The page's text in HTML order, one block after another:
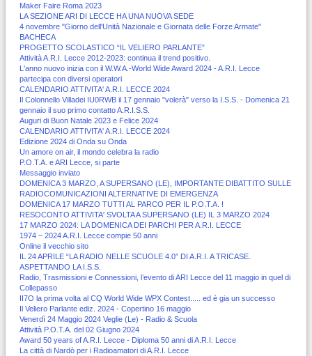
Maker Faire Roma 2023
LA SEZIONE ARI DI LECCE HA UNA NUOVA SEDE
4 novembre "Giorno dell'Unità Nazionale e Giornata delle Forze Armate"
BACHECA
PROGETTO SCOLASTICO “IL VELIERO PARLANTE”
Attività A.R.I. Lecce 2012-2023: continua il trend positivo.
L'anno nuovo inizia con il W.W.A.-World Wide Award 2024 - A.R.I. Lecce
partecipa con diversi operatori
CALENDARIO ATTIVITA' A.R.I. LECCE 2024
Il Colonnello Villadei IU0RWB il 17 gennaio "volerà" verso la I.S.S. - Domenica 21
gennaio il suo primo contatto A.R.I.S.S.
Auguri di Buon Natale 2023 e Felice 2024
CALENDARIO ATTIVITA' A.R.I. LECCE 2024
Edizione 2024 di Onda su Onda
Un amore on air, il mondo celebra la radio
P.O.T.A. e ARI Lecce, si parte
Messaggio inviato
DOMENICA 3 MARZO, A SUPERSANO (LE), IMPORTANTE DIBATTITO SULLE
RADIOCOMUNICAZIONI ALTERNATIVE DI EMERGENZA
DOMENICA 17 MARZO TUTTI AL PARCO PER IL P.O.T.A. !
RESOCONTO ATTIVITA' SVOLTA A SUPERSANO (LE) IL 3 MARZO 2024
17 MARZO 2024: LA DOMENICA DEI PARCHI PER A.R.I. LECCE
1974 ~ 2024 A.R.I. Lecce compie 50 anni
Online il vecchio sito
IL 24 APRILE “LA RADIO NELLE SCUOLE 4.0” DI A.R.I. A TRICASE.
ASPETTANDO LA I.S.S.
Radio, Trasmissioni e Connessioni, l’evento di ARI Lecce del 11 maggio in quel di
Collepasso
II7O la prima volta al CQ World Wide WPX Contest..... ed è gia un successo
Il Veliero Parlante ediz. 2024 - Copertino 16 maggio
Venerdì 24 Maggio 2024 Veglie (Le) - Radio & Scuola
Attività P.O.T.A. del 02 Giugno 2024
Award 50 years of A.R.I. Lecce - Diploma 50 anni di A.R.I. Lecce
La città di Nardò per i Radioamatori di A.R.I. Lecce